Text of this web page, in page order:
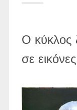
Ο κύκλος
σε